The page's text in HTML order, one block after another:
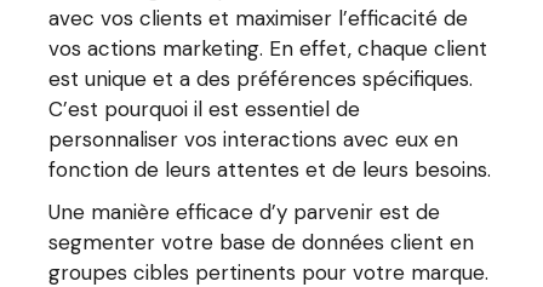
avec vos clients et maximiser l’efficacité de
vos actions marketing. En effet, chaque client
est unique et a des préférences spécifiques.
C’est pourquoi il est essentiel de
personnaliser vos interactions avec eux en
fonction de leurs attentes et de leurs besoins.
Une manière efficace d’y parvenir est de
segmenter votre base de données client en
groupes cibles pertinents pour votre marque.